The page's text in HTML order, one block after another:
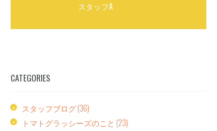
スタッフA
CATEGORIES
スタッフブログ(36)
トマトグラッシーズのこと (23)